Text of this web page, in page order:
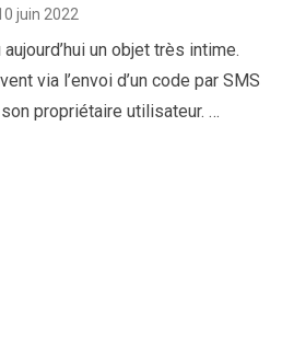
juin 2022
un objet très intime.
via l’envoi d’un code par SMS
propriétaire utilisateur. …